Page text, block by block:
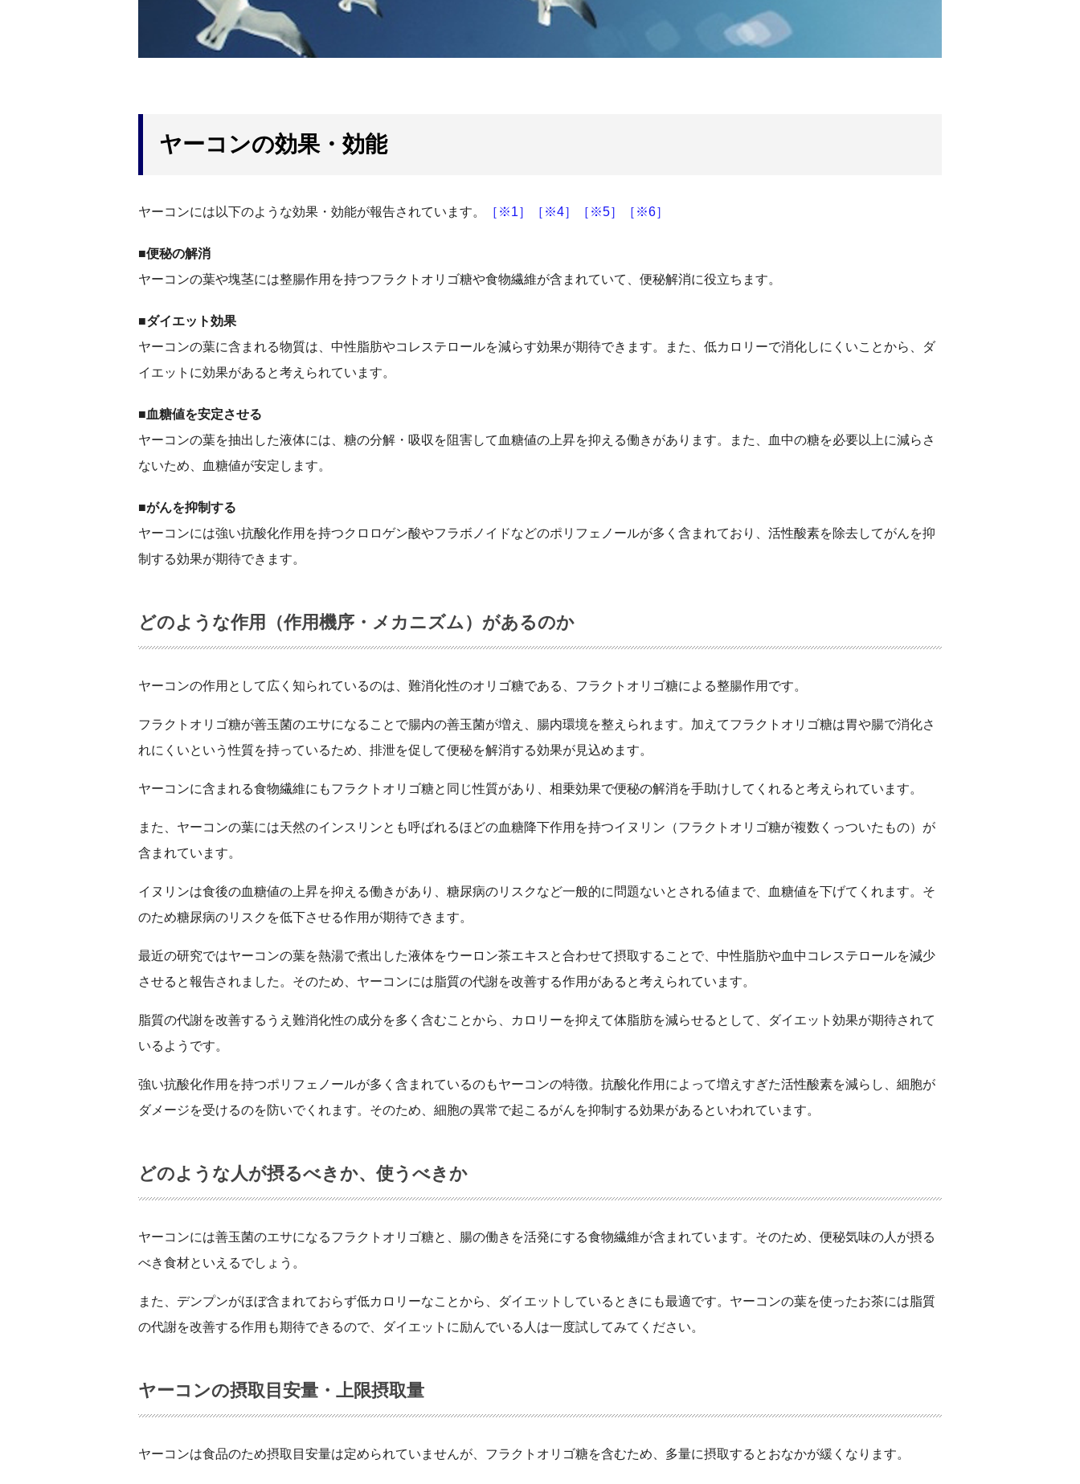
ヤーコンの効果・効能
ヤーコンには以下のような効果・効能が報告されています。 ［※1］ ［※4］ ［※5］ ［※6］
■便秘の解消
ヤーコンの葉や塊茎には整腸作用を持つフラクトオリゴ糖や食物繊維が含まれていて、便秘解消に役立ちます。
■ダイエット効果
ヤーコンの葉に含まれる物質は、中性脂肪やコレステロールを減らす効果が期待できます。また、低カロリーで消化しにくいことから、ダ
イエットに効果があると考えられています。
■血糖値を安定させる
ヤーコンの葉を抽出した液体には、糖の分解・吸収を阻害して血糖値の上昇を抑える働きがあります。また、血中の糖を必要以上に減らさ
ないため、血糖値が安定します。
■がんを抑制する
ヤーコンには強い抗酸化作用を持つクロロゲン酸やフラボノイドなどのポリフェノールが多く含まれており、活性酸素を除去してがんを抑
制する効果が期待できます。
どのような作用（作用機序・メカニズム）があるのか
ヤーコンの作用として広く知られているのは、難消化性のオリゴ糖である、フラクトオリゴ糖による整腸作用です。
フラクトオリゴ糖が善玉菌のエサになることで腸内の善玉菌が増え、腸内環境を整えられます。加えてフラクトオリゴ糖は胃や腸で消化さ
れにくいという性質を持っているため、排泄を促して便秘を解消する効果が見込めます。
ヤーコンに含まれる食物繊維にもフラクトオリゴ糖と同じ性質があり、相乗効果で便秘の解消を手助けしてくれると考えられています。
また、ヤーコンの葉には天然のインスリンとも呼ばれるほどの血糖降下作用を持つイヌリン（フラクトオリゴ糖が複数くっついたもの）が
含まれています。
イヌリンは食後の血糖値の上昇を抑える働きがあり、糖尿病のリスクなど一般的に問題ないとされる値まで、血糖値を下げてくれます。そ
のため糖尿病のリスクを低下させる作用が期待できます。
最近の研究ではヤーコンの葉を熱湯で煮出した液体をウーロン茶エキスと合わせて摂取することで、中性脂肪や血中コレステロールを減少
させると報告されました。そのため、ヤーコンには脂質の代謝を改善する作用があると考えられています。
脂質の代謝を改善するうえ難消化性の成分を多く含むことから、カロリーを抑えて体脂肪を減らせるとして、ダイエット効果が期待されて
いるようです。
強い抗酸化作用を持つポリフェノールが多く含まれているのもヤーコンの特徴。抗酸化作用によって増えすぎた活性酸素を減らし、細胞が
ダメージを受けるのを防いでくれます。そのため、細胞の異常で起こるがんを抑制する効果があるといわれています。
どのような人が摂るべきか、使うべきか
ヤーコンには善玉菌のエサになるフラクトオリゴ糖と、腸の働きを活発にする食物繊維が含まれています。そのため、便秘気味の人が摂る
べき食材といえるでしょう。
また、デンプンがほぼ含まれておらず低カロリーなことから、ダイエットしているときにも最適です。ヤーコンの葉を使ったお茶には脂質
の代謝を改善する作用も期待できるので、ダイエットに励んでいる人は一度試してみてください。
ヤーコンの摂取目安量・上限摂取量
ヤーコンは食品のため摂取目安量は定められていませんが、フラクトオリゴ糖を含むため、多量に摂取するとおなかが緩くなります。